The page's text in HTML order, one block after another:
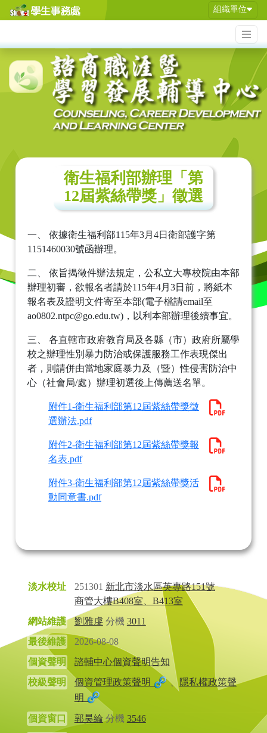
組織單位
衛生福利部辦理「第
12屆紫絲帶獎」徵選
一、 依據衛生福利部115年3月4日衛部護字第
1151460030號函辦理。
二、 依旨揭徵件辦法規定，公私立大專校院由本部
辦理初審，欲報名者請於115年4月3日前，將紙本
報名表及證明文件寄至本部(電子檔請email至
ao0802.ntpc@go.edu.tw)，以利本部辦理後續事宜。
三、 各直轄市政府教育局及各縣（市）政府所屬學
校之辦理性別暴力防治或保護服務工作表現傑出
者，則請併由當地家庭暴力及（暨）性侵害防治中
心（社會局/處）辦理初選後上傳薦送名單。
附件1-衛生福利部第12屆紫絲帶獎徵
選辦法.pdf
附件2-衛生福利部第12屆紫絲帶獎報
名表.pdf
附件3-衛生福利部第12屆紫絲帶獎活
動同意書.pdf
淡水校址 251301 新北市淡水區英專路151號
商管大樓B408室、B413室
網站維護
劉雅虔分機 3011
最後維護
2026-08-08
個資聲明
諮輔中心個資聲明告知
校級聲明
個資管理政策聲明 、 隱私權政策聲
明
個資窗口 郭昊綸 分機 3546